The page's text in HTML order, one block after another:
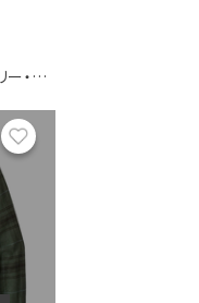
[パタゴニア]ウィメンズ・デイリー・クルー